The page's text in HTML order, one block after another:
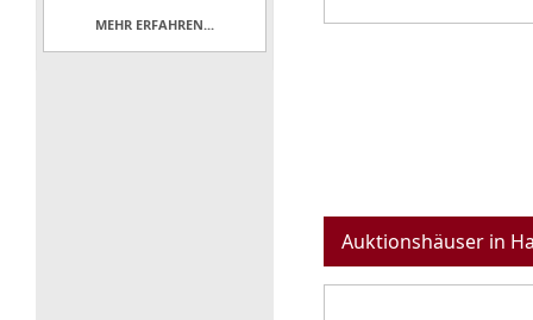
Auktionshäuser in
MEHR ERFAHREN...